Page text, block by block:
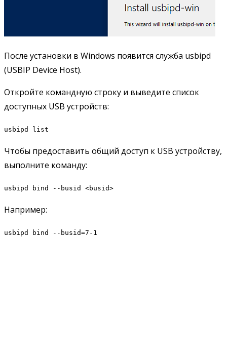
После установки в Windows появится служба usbipd
(USBIP Device Host).
Откройте командную строку и выведите список
доступных USB устройств:
usbipd list
Чтобы предоставить общий доступ к USB устройству,
выполните команду:
usbipd bind --busid <busid>
Например:
usbipd bind --busid=7-1